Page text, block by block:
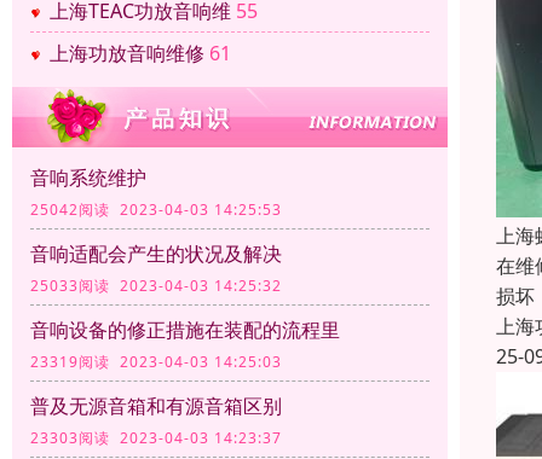
上海TEAC功放音响维 55
上海功放音响维修 61
音响系统维护
25042阅读 2023-04-03 14:25:53
音响适配会产生的状况及解决
25033阅读 2023-04-03 14:25:32
音响设备的修正措施在装配的流程里
23319阅读 2023-04-03 14:25:03
普及无源音箱和有源音箱区别
23303阅读 2023-04-03 14:23:37
上海
在维
损坏‌
上海
25-